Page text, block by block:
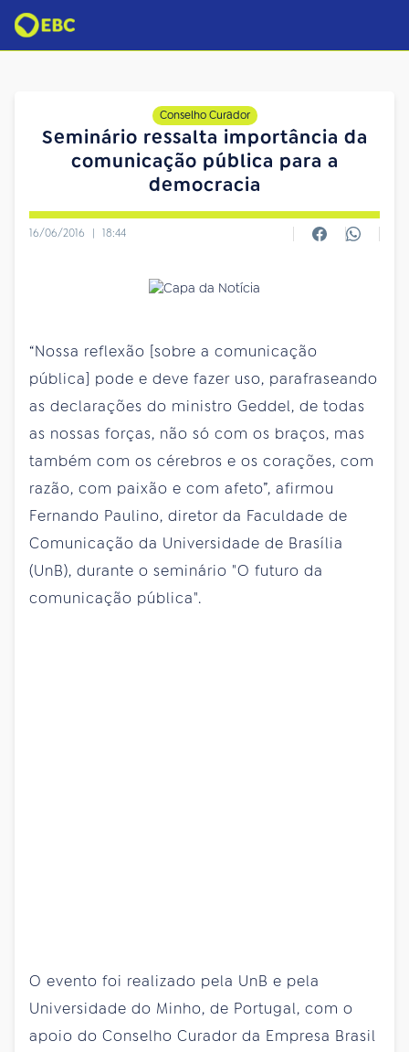
Conselho Curador
Seminário ressalta importância da
comunicação pública para a
democracia
16/06/2016 | 18:44
“Nossa reflexão [sobre a comunicação
pública] pode e deve fazer uso, parafraseando
as declarações do ministro Geddel, de todas
as nossas forças, não só com os braços, mas
também com os cérebros e os corações, com
razão, com paixão e com afeto”, afirmou
Fernando Paulino, diretor da Faculdade de
Comunicação da Universidade de Brasília
(UnB), durante o seminário "O futuro da
comunicação pública".
O evento foi realizado pela UnB e pela
Universidade do Minho, de Portugal, com o
apoio do Conselho Curador da Empresa Brasil